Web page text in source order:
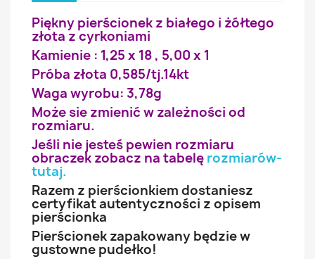
Piękny pierścionek z białego i żółtego
złota z cyrkoniami
Kamienie : 1,25 x 18 , 5,00 x 1
Próba złota 0,585/tj.14kt
Waga wyrobu: 3,78g
Może sie zmienić w zależności od
rozmiaru.
Jeśli nie jesteś pewien rozmiaru
obraczek zobacz na tabelę rozmiarów-
tutaj.
Razem z pierścionkiem dostaniesz
certyfikat autentyczności z opisem
pierścionka
Pierścionek zapakowany będzie w
gustowne pudełko!